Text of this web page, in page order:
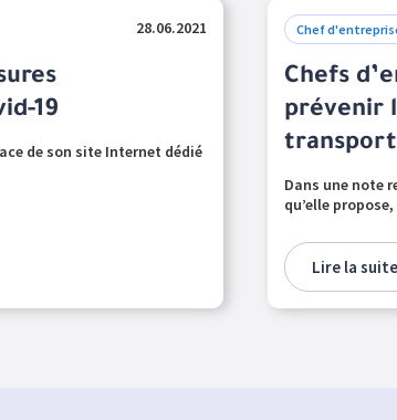
28.06.2021
19
de son site Internet dédié
Chef
Chefs
prévenir
transport
Dans une note
qu’elle
Lire la suite